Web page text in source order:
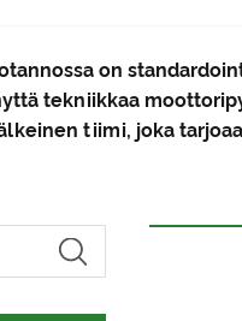
on
tekniikkaa
tiimi, joka